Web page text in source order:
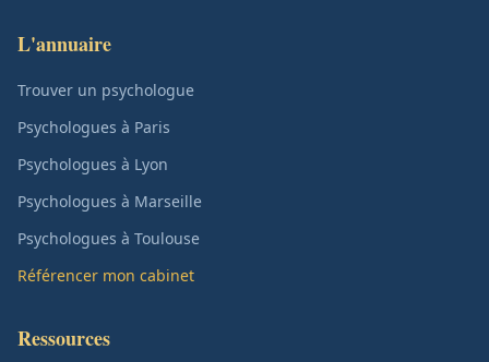
L'annuaire
Trouver un psychologue
Psychologues à Paris
Psychologues à Lyon
Psychologues à Marseille
Psychologues à Toulouse
Référencer mon cabinet
Ressources